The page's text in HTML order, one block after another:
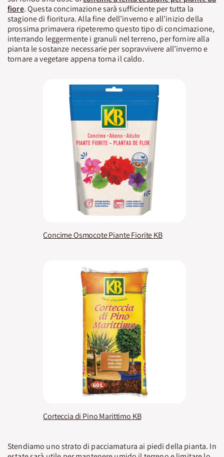
fiore. Questa concimazione sarà sufficiente per tutta la
stagione di fioritura. Alla fine dell’inverno e all’inizio della
prossima primavera ripeteremo questo tipo di concimazione,
interrando leggermente i granuli nel terreno, per fornire alla
pianta le sostanze necessarie per sopravvivere all’inverno e
tornare a vegetare appena torna il caldo.
Concime Osmocote Piante Fiorite KB
Corteccia di Pino Marittimo KB
Stendiamo uno strato di pacciamatura ai piedi della pianta. In